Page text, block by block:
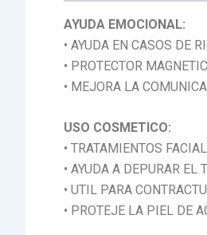
AYUDA EMOCIONAL:
• AYUDA EN CASOS DE
• PROTECTOR
• MEJORA LA
USO COSMETICO:
• TRATAMIENTOS
• AYUDA A DEPURAR EL
• UTIL PARA
• PROTEJE LA PIEL DE